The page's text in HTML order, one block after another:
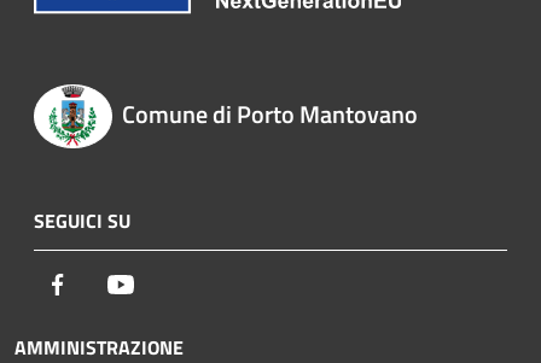
Comune di Porto Mantovano
SEGUICI SU
Facebook
AMMINISTRAZIONE